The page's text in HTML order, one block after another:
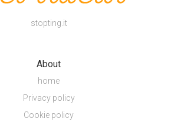
stopting.it
About
home
Privacy policy
Cookie policy